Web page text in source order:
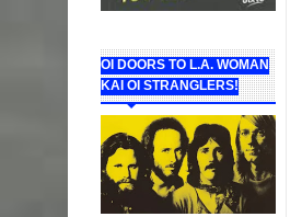
ΟΙ DOORS ΤΟ L.A. WOMAN
KAI OI STRANGLERS!